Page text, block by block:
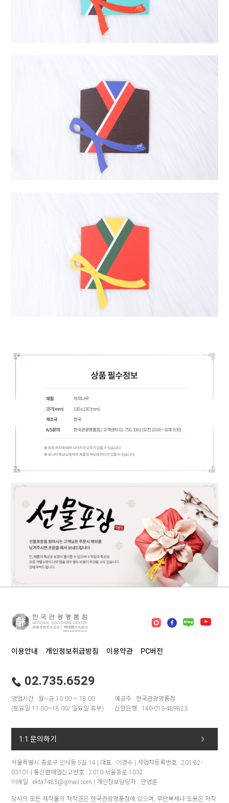
이용안내 개인정보취급방침 이용약관 PC버전
02.735.6529
영업시간 : 월~금 10:00 ~ 18:00
(토요일 11:00~18:00/ 일요일 휴무)
예금주 : 한국관광명품점
신한은행 : 140-013-489823
1:1 문의하기
서울특별시 종로구 인사동 5길 14 | 대표 : 이경수 | 사업자등록번호 : 201-82-
03101 | 통신판매업신고번호 : 2010-서울종로-1032
이메일 : ekta7485@gmail.com | 개인정보담당자 : 안영훈
당사의 모든 제작물의 저작권은 한국관광명품점에 있으며, 무단복제나 도용은 저작